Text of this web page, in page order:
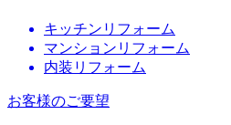
キッチンリフォーム
マンションリフォーム
内装リフォーム
お客様のご要望